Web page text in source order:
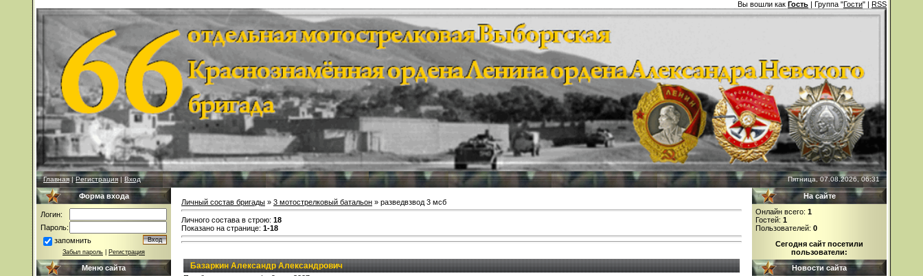
Вы вошли как Гость | Группа "Гости" | RSS
Главная|Регистрация|Вход Пятница, 07.08.2026, 06:31
Форма входа
Логин:
Пароль:
запомнить
Забыл пароль Регистрация
Меню сайта
Личный состав бригады » 3 мотострелковый батальон » разведвзвод 3 мсб
Личного состава в строю: 18
Показано на странице: 1-18
Базаркин Александр Александрович
На сайте
Онлайн всего: 1
Гостей: 1
Пользователей: 0
Сегодня сайт посетили
пользователи:
Новости сайта